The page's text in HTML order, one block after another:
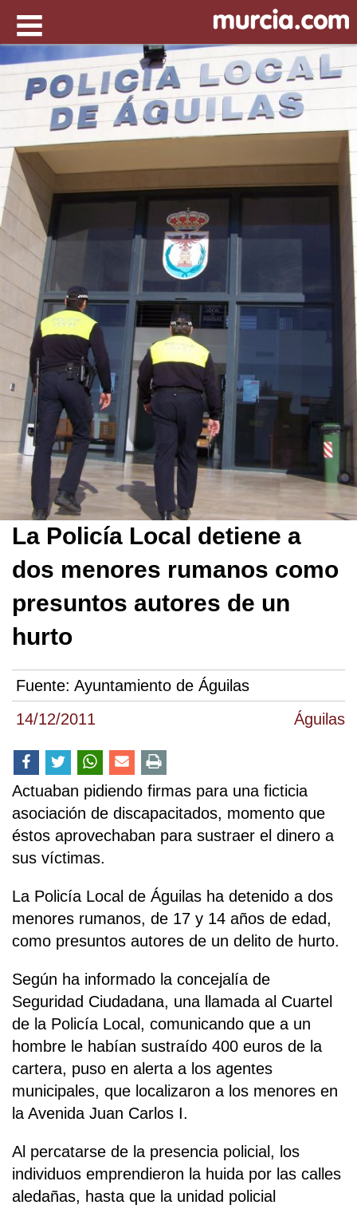
14/12/2011 Águilas
La Policía Local detiene a
dos menores rumanos como
presuntos autores de un
hurto
Fuente: Ayuntamiento de Águilas
Actuaban pidiendo firmas para una ficticia
asociación de discapacitados, momento que
éstos aprovechaban para sustraer el dinero a
sus víctimas.
La Policía Local de Águilas ha detenido a dos
menores rumanos, de 17 y 14 años de edad,
como presuntos autores de un delito de hurto.
Según ha informado la concejalía de
Seguridad Ciudadana, una llamada al Cuartel
de la Policía Local, comunicando que a un
hombre le habían sustraído 400 euros de la
cartera, puso en alerta a los agentes
municipales, que localizaron a los menores en
la Avenida Juan Carlos I.
Al percatarse de la presencia policial, los
individuos emprendieron la huida por las calles
aledañas, hasta que la unidad policial